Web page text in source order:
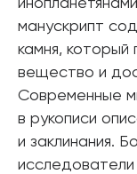
манускрипт
камня, который
вещество и
Современные
в рукописи
и заклинания.